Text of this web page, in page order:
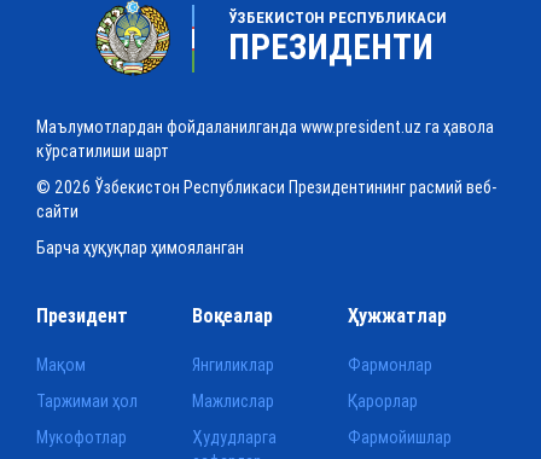
ЎЗБЕКИСТОН РЕСПУБЛИКАСИ
ПРЕЗИДЕНТИ
Маълумотлардан фойдаланилганда www.president.uz га ҳавола
кўрсатилиши шарт
© 2026 Ўзбекистон Республикаси Президентининг расмий веб-
сайти
Барча ҳуқуқлар ҳимояланган
Президент
Мақом
Таржимаи ҳол
Мукофотлар
Воқеалар
Янгиликлар
Мажлислар
Ҳудудларга
Ҳужжатлар
Фармонлар
Қарорлар
Фармойишлар